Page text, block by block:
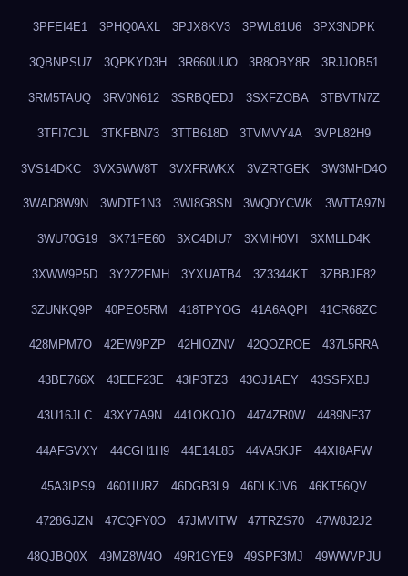
3PFEI4E1 3PHQ0AXL 3PJX8KV3 3PWL81U6 3PX3NDPK
3QBNPSU7 3QPKYD3H 3R660UUO 3R8OBY8R 3RJJOB51
3RM5TAUQ 3RV0N612 3SRBQEDJ 3SXFZOBA 3TBVTN7Z
3TFI7CJL 3TKFBN73 3TTB618D 3TVMVY4A 3VPL82H9
3VS14DKC 3VX5WW8T 3VXFRWKX 3VZRTGEK 3W3MHD4O
3WAD8W9N 3WDTF1N3 3WI8G8SN 3WQDYCWK 3WTTA97N
3WU70G19 3X71FE60 3XC4DIU7 3XMIH0VI 3XMLLD4K
3XWW9P5D 3Y2Z2FMH 3YXUATB4 3Z3344KT 3ZBBJF82
3ZUNKQ9P 40PEO5RM 418TPYOG 41A6AQPI 41CR68ZC
428MPM7O 42EW9PZP 42HIOZNV 42QOZROE 437L5RRA
43BE766X 43EEF23E 43IP3TZ3 43OJ1AEY 43SSFXBJ
43U16JLC 43XY7A9N 441OKOJO 4474ZR0W 4489NF37
44AFGVXY 44CGH1H9 44E14L85 44VA5KJF 44XI8AFW
45A3IPS9 4601IURZ 46DGB3L9 46DLKJV6 46KT56QV
4728GJZN 47CQFY0O 47JMVITW 47TRZS70 47W8J2J2
48QJBQ0X 49MZ8W4O 49R1GYE9 49SPF3MJ 49WWVPJU